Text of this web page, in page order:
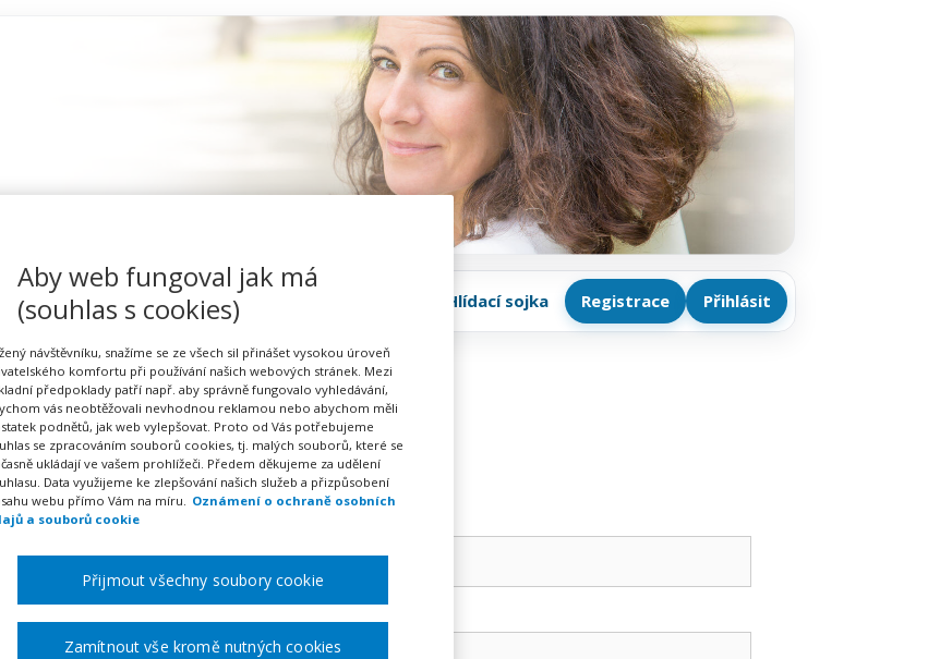
Hlídací sojka Registrace Přihlásit
se
Aby web fungoval jak má
(souhlas s cookies)
návštěvníku, snažíme se ze všech sil přinášet vysokou úroveň
komfortu při používání našich webových stránek. Mezi
předpoklady patří např. aby správně fungovalo vyhledávání,
vás neobtěžovali nevhodnou reklamou nebo abychom měli
podnětů, jak web vylepšovat. Proto od Vás potřebujeme
se zpracováním souborů cookies, tj. malých souborů, které se
ukládají ve vašem prohlížeči. Předem děkujeme za udělení
Data využijeme ke zlepšování našich služeb a přizpůsobení
webu přímo Vám na míru. Oznámení o ochraně osobních
a souborů cookie
Zamítnout vše kromě nutných cookies
Přijmout všechny soubory cookie